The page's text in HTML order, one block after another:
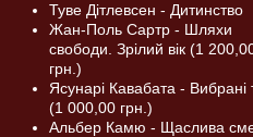
Туве Дітлевсен - Дитинство
Жан-Поль Сартр - Шляхи
свободи. Зрілий вік (1
грн.)
Ясунарі Кавабата - Вибрані
(1 000,00 грн.)
Альбер Камю - Щаслива